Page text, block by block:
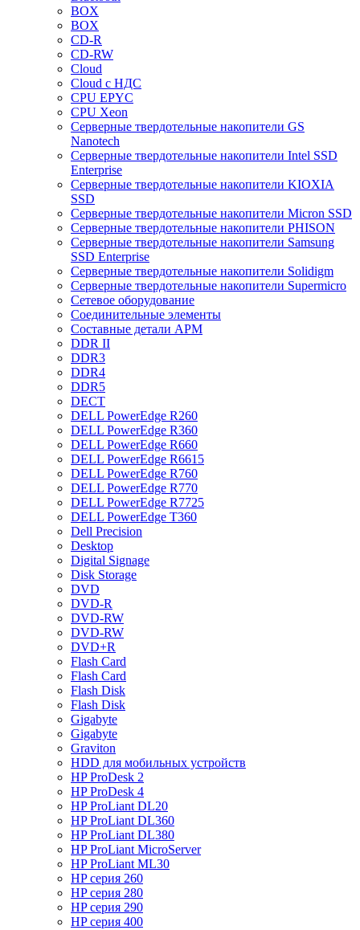
BOX
BOX
CD-R
CD-RW
Cloud
Cloud с НДС
CPU EPYC
CPU Xeon
Cерверные твердотельные накопители GS
Nanotech
Cерверные твердотельные накопители Intel SSD
Enterprise
Cерверные твердотельные накопители KIOXIA
SSD
Cерверные твердотельные накопители Micron SSD
Cерверные твердотельные накопители PHISON
Cерверные твердотельные накопители Samsung
SSD Enterprise
Cерверные твердотельные накопители Solidigm
Cерверные твердотельные накопители Supermicro
Cетевое оборудование
Cоединительные элементы
Cоставные детали АРМ
DDR II
DDR3
DDR4
DDR5
DECT
DELL PowerEdge R260
DELL PowerEdge R360
DELL PowerEdge R660
DELL PowerEdge R6615
DELL PowerEdge R760
DELL PowerEdge R770
DELL PowerEdge R7725
DELL PowerEdge T360
Dell Precision
Desktop
Digital Signage
Disk Storage
DVD
DVD-R
DVD-RW
DVD-RW
DVD+R
Flash Card
Flash Card
Flash Disk
Flash Disk
Gigabyte
Gigabyte
Graviton
HDD для мобильных устройств
HP ProDesk 2
HP ProDesk 4
HP ProLiant DL20
HP ProLiant DL360
HP ProLiant DL380
HP ProLiant MicroServer
HP ProLiant ML30
HP серия 260
HP серия 280
HP серия 290
HP серия 400